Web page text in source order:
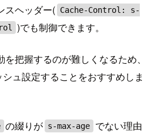
スヘッダー( Cache-Control: s-
)でも制御できます。
把握するのが難しくなるため、
ュ設定することをおすすめしま
の綴りが s-max-age
でない理由